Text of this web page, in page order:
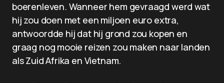
boerenleven. Wanneer hem gevraagd werd wat
hij zou doen met een miljoen euro extra,
antwoordde hij dat hij grond zou kopen en
graag nog mooie reizen zou maken naar landen
als Zuid Afrika en Vietnam.